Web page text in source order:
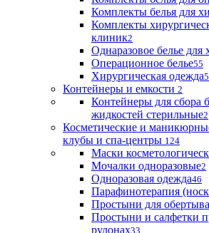
Комплекты белья для
Комплекты
клиник2
Однаразовое белье для
Операционное белье55
Хирургическая одежда
Контейнеры и емкости 2
Контейнеры для сбора
жидкостей стерильные2
Косметические и
клубы и спа-центры 124
Маски
Мочалки одноразовые2
Одноразовая одежда46
Парафинотерапия
Простыни для
Простыни и салфетки
рулонах33